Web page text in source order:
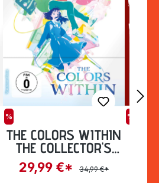
%
THE COLORS WITHIN
THE COLLECTOR'S
EDITION INKL.
BONUS-BD UND OST
29,99 €* 34,99 €*
%